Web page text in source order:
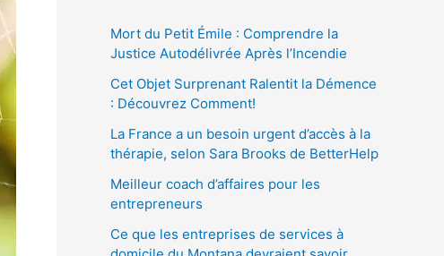
Mort du Petit Émile : Comprendre la
Justice Autodélivrée Après l’Incendie
Cet Objet Surprenant Ralentit la Démence
: Découvrez Comment!
La France a un besoin urgent d’accès à la
thérapie, selon Sara Brooks de BetterHelp
Meilleur coach d’affaires pour les
entrepreneurs
Ce que les entreprises de services à